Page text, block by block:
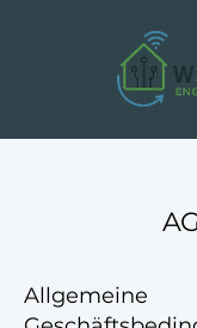
Allgemeine